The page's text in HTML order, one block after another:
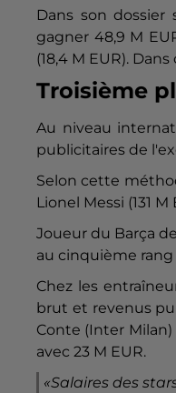
Dans son dossier
gagner 48,9 M
(18,4 M EUR).
Troisième
Au niveau
publicitaires de
Selon cette
Lionel Messi (131
Joueur du Barça
au cinquième
Chez les
brut et revenus
Conte (Inter Milan)
avec 23 M EUR.
«Salaires des